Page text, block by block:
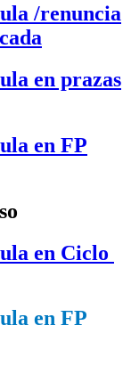
/renuncia
en prazas
en FP
en Ciclo
en FP